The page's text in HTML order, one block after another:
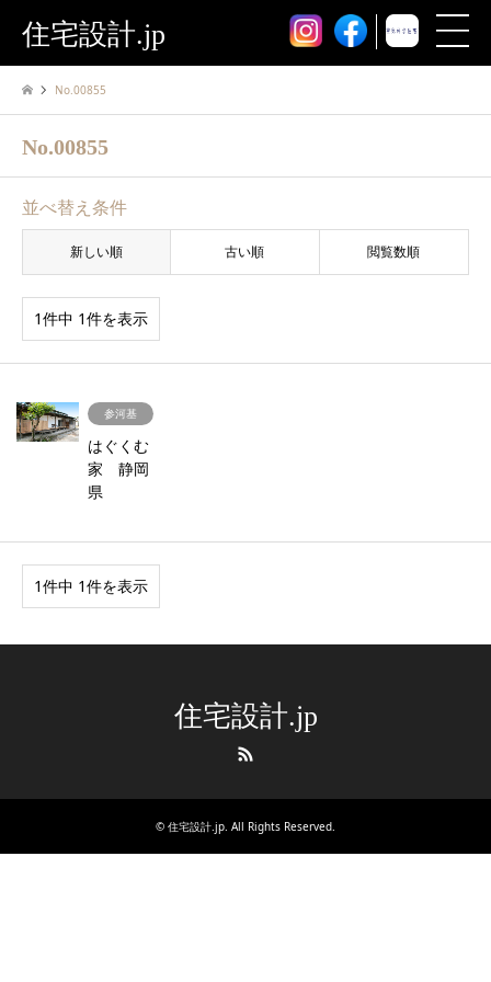
住宅設計.jp
No.00855
No.00855
並べ替え条件
新しい順 古い順 閲覧数順
1件中 1件を表示
参河基
はぐくむ
家 静岡
県
1件中 1件を表示
住宅設計.jp
© 住宅設計.jp. All Rights Reserved.